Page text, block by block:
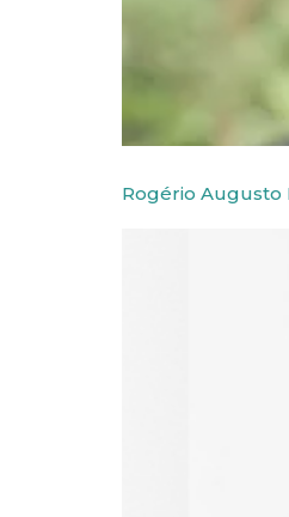
Rogério Augusto